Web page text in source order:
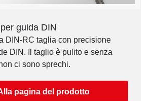
guida DIN
DIN-RC taglia con precisione
DIN. Il taglio è pulito e senza
ci sono sprechi.
pagina del prodotto